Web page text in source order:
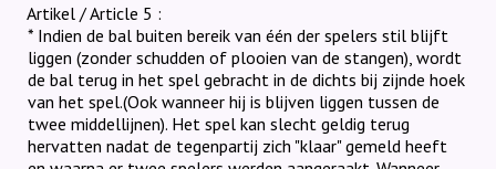
Artikel / Article 5 :
* Indien de bal buiten bereik van één der spelers stil blijft
liggen (zonder schudden of plooien van de stangen), wordt
de bal terug in het spel gebracht in de dichts bij zijnde hoek
van het spel.(Ook wanneer hij is blijven liggen tussen de
twee middellijnen). Het spel kan slecht geldig terug
hervatten nadat de tegenpartij zich "klaar" gemeld heeft